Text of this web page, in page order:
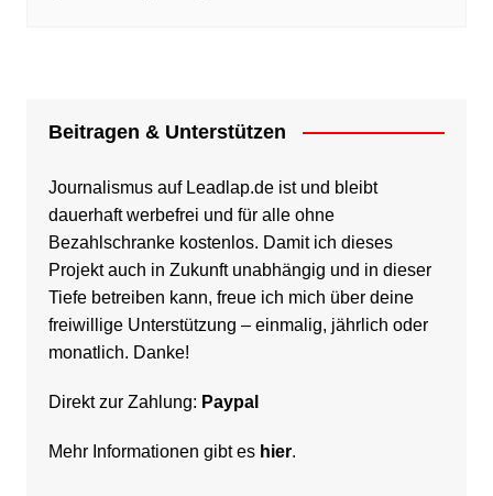
Beitragen & Unterstützen
Journalismus auf Leadlap.de ist und bleibt
dauerhaft werbefrei und für alle ohne
Bezahlschranke kostenlos. Damit ich dieses
Projekt auch in Zukunft unabhängig und in dieser
Tiefe betreiben kann, freue ich mich über deine
freiwillige Unterstützung – einmalig, jährlich oder
monatlich. Danke!
Direkt zur Zahlung: Paypal
Mehr Informationen gibt es hier.